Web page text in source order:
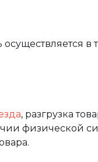
осуществляется
, разгрузка
физической